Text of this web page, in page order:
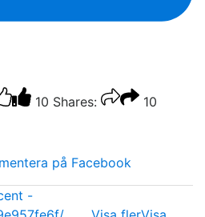
10 Shares:
10
på Facebook
-